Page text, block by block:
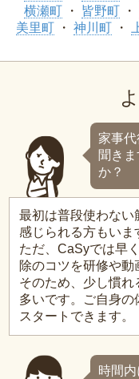
横瀬町
皆野町
美里町
神川町
家事
聞き
か？
最初は普段使わない
感じられる方もいま
ただ、CaSyでは早
除のコツを研修や動
そのため、少し慣
多いです。ご自身の
スタートできます。
時間